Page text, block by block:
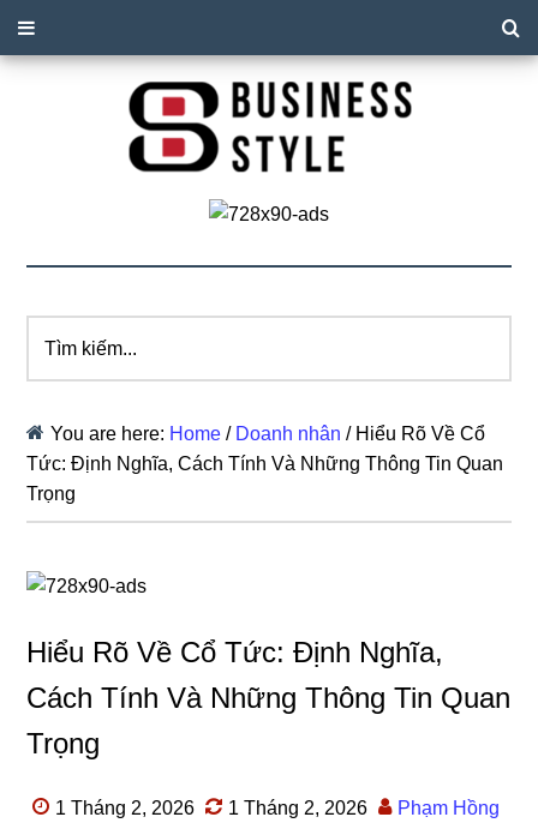
kiếm...
You are here: Home / Doanh nhân /Hiểu Rõ Về Cổ
Tức: Định Nghĩa, Cách Tính Và Những Thông Tin Quan
Trọng
Hiểu Rõ Về Cổ Tức: Định Nghĩa,
Cách Tính Và Những Thông Tin Quan
Trọng
1 Tháng 2, 2026 1 Tháng 2, 2026 Phạm Hồng